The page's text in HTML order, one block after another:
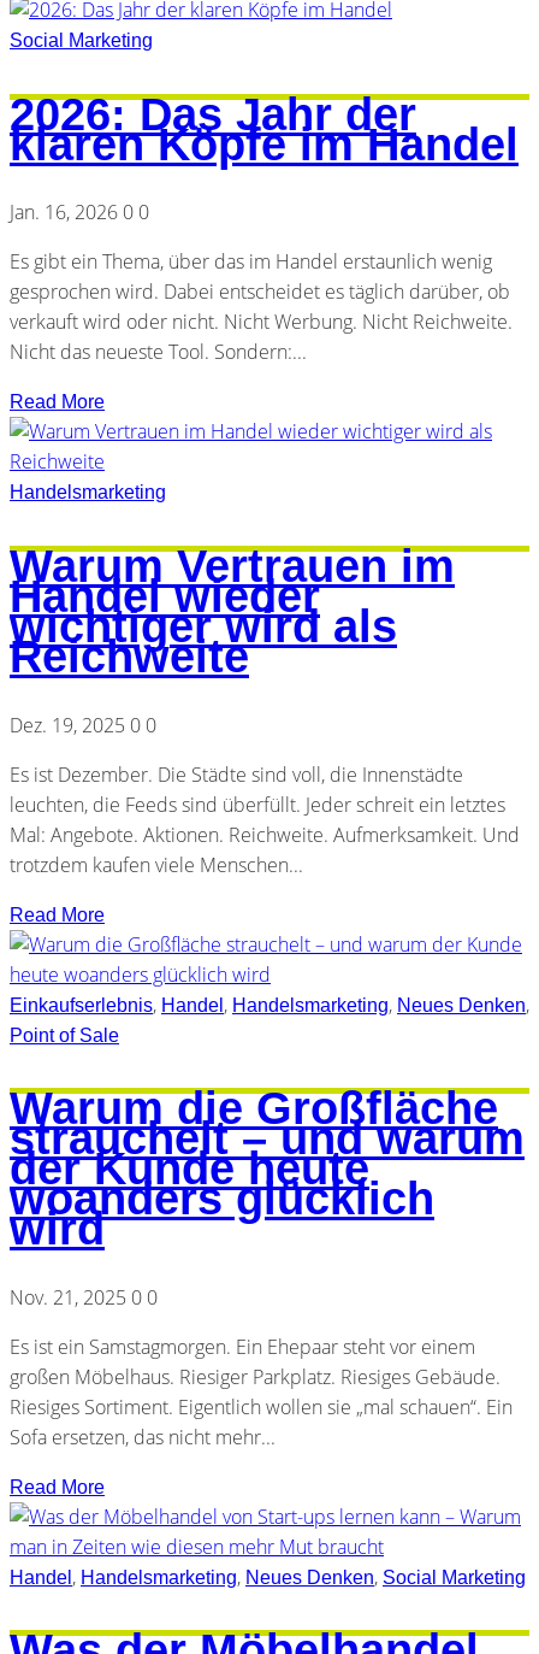
Social Marketing
2026: Das Jahr der
klaren Köpfe im Handel
Jan. 16, 2026 0 0
Es gibt ein Thema, über das im Handel erstaunlich wenig
gesprochen wird. Dabei entscheidet es täglich darüber, ob
verkauft wird oder nicht. Nicht Werbung. Nicht Reichweite.
Nicht das neueste Tool. Sondern:...
Read More
Handelsmarketing
Warum Vertrauen im
Handel wieder
wichtiger wird als
Reichweite
Dez. 19, 2025 0 0
Es ist Dezember. Die Städte sind voll, die Innenstädte
leuchten, die Feeds sind überfüllt. Jeder schreit ein letztes
Mal: Angebote. Aktionen. Reichweite. Aufmerksamkeit. Und
trotzdem kaufen viele Menschen...
Read More
Einkaufserlebnis, Handel , Handelsmarketing, Neues Denken,
Point of Sale
Warum die Großfläche
strauchelt – und warum
der Kunde heute
woanders glücklich
wird
Nov. 21, 2025 0 0
Es ist ein Samstagmorgen. Ein Ehepaar steht vor einem
großen Möbelhaus. Riesiger Parkplatz. Riesiges Gebäude.
Riesiges Sortiment. Eigentlich wollen sie „mal schauen“. Ein
Sofa ersetzen, das nicht mehr...
Read More
Handel , Handelsmarketing, Neues Denken, Social Marketing